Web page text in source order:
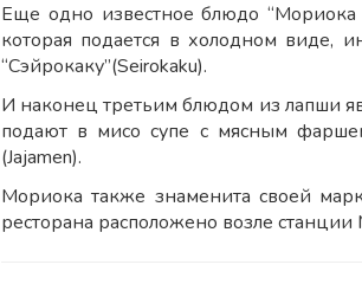
Еще одно известное блюдо
которая подается в холодном
“Сэйрокаку”(Seirokaku).
И наконец третьим блюдом из лапши
подают в мисо супе с мясным
(Jajamen).
Мориока также знаменита своей
ресторана расположено возле